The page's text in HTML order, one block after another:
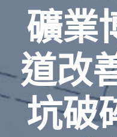
礦業
道改
坑破